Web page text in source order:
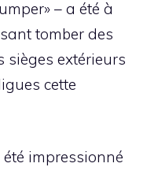
– a été à
tomber des
sièges extérieurs
cette
impressionné